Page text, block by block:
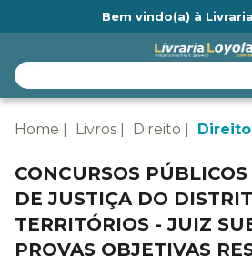
Bem vindo(a) à
Home Livros Direito Direito
CONCURSOS
DE JUSTIÇA DO
TERRITÓRIOS - JUIZ
PROVAS OBJETIVAS